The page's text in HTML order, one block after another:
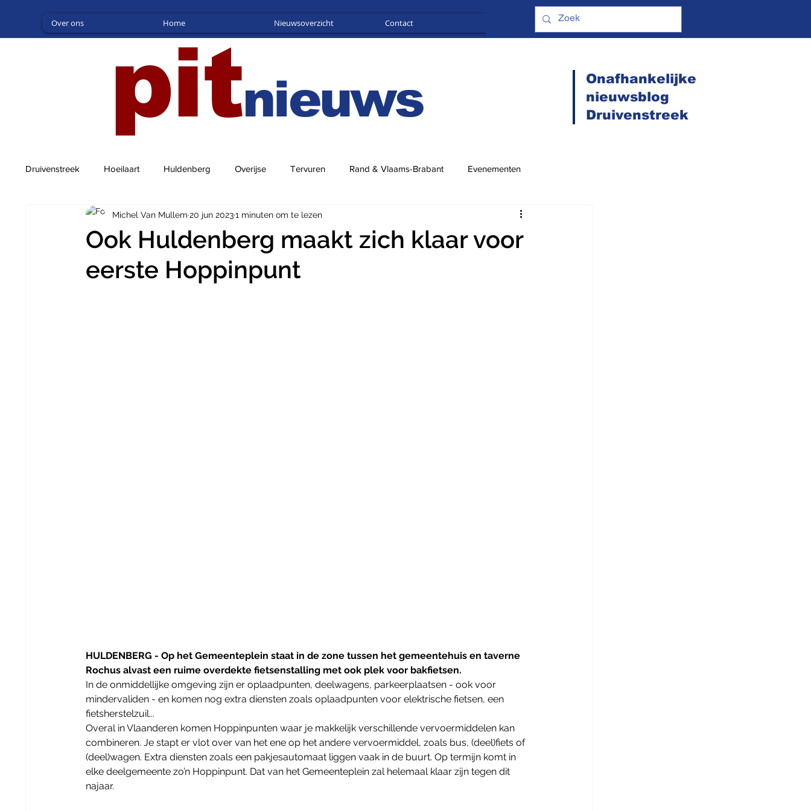
Over ons Home Nieuwsoverzicht Contact
pitnieuws
Onafhankelijke
nieuwsblog
Druivenstreek
Druivenstreek Hoeilaart Huldenberg Overijse Tervuren Rand & Vlaams-Brabant Evenementen
Ook Huldenberg maakt zich klaar voor
eerste Hoppinpunt
Michel Van Mullem 20 jun 20231 minuten om te lezen
HULDENBERG - Op het Gemeenteplein staat in de zone tussen het gemeentehuis en taverne
Rochus alvast een ruime overdekte fietsenstalling met ook plek voor bakfietsen.
In de onmiddellijke omgeving zijn er oplaadpunten, deelwagens, parkeerplaatsen - ook voor
mindervaliden - en komen nog extra diensten zoals oplaadpunten voor elektrische fietsen, een
fietsherstelzuil...
Overal in Vlaanderen komen Hoppinpunten waar je makkelijk verschillende vervoermiddelen kan
combineren. Je stapt er vlot over van het ene op het andere vervoermiddel, zoals bus, (deel)fiets of
(deel)wagen. Extra diensten zoals een pakjesautomaat liggen vaak in de buurt. Op termijn komt in
elke deelgemeente zo’n Hoppinpunt. Dat van het Gemeenteplein zal helemaal klaar zijn tegen dit
najaar.